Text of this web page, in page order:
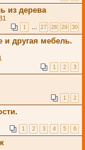
из дерева
1 … 27 28 29 30
и другая мебель.
1 2 3
1 2
1 2 3 4 5 6